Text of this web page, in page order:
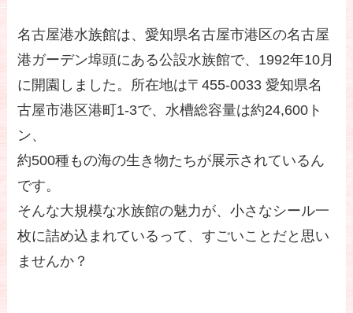
名古屋港水族館は、愛知県名古屋市港区の名古屋
港ガーデン埠頭にある公設水族館で、1992年10月
に開園しました。所在地は〒455-0033 愛知県名
古屋市港区港町1-3で、水槽総容量は約24,600ト
ン、
約500種もの海の生き物たちが展示されているん
です。
そんな大規模な水族館の魅力が、小さなシール一
枚に詰め込まれているって、すごいことだと思い
ませんか？